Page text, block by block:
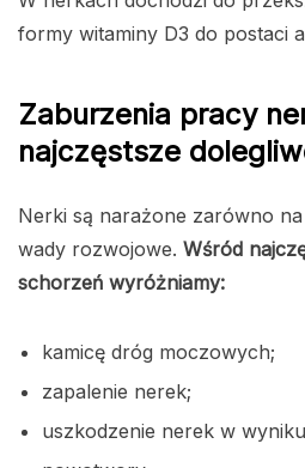
formy witaminy D3 do postaci
Zaburzenia pracy
najczęstsze
Nerki są narażone zarówno
wady rozwojowe. Wśród
schorzeń wyróżniamy:
kamicę dróg moczowych;
zapalenie nerek;
uszkodzenie nerek w